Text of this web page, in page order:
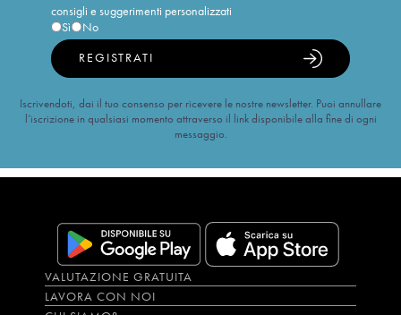
consigli e suggerimenti personalizzati
Sì
No
REGISTRATI
Iscrivendoti, dai il tuo consenso per ricevere le nostre newsletter. Puoi annullare
l’iscrizione in qualsiasi momento attraverso il link disponibile alla fine di ogni
messaggio.
VALUTAZIONE GRATUITA
LAVORA CON NOI